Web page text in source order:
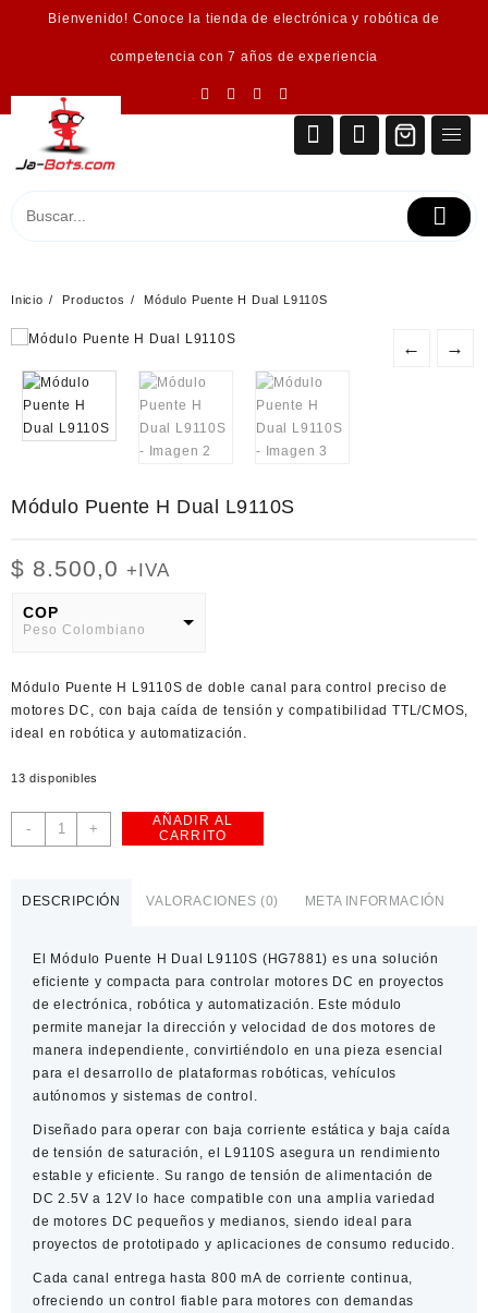
Bienvenido! Conoce la tienda de electrónica y robótica de
competencia con 7 años de experiencia
Inicio Productos Módulo Puente H Dual L9110S
← →
Módulo Puente H Dual L9110S
$ 8.500,0 +IVA
COP
Peso Colombiano
American Dollar
Módulo Puente H L9110S de doble canal para control preciso de
motores DC, con baja caída de tensión y compatibilidad TTL/CMOS,
ideal en robótica y automatización.
13 disponibles
-
Módulo
Puente
+
AÑADIR AL
CARRITO
DESCRIPCIÓN VALORACIONES (0) META INFORMACIÓN
El Módulo Puente H Dual L9110S (HG7881) es una solución
eficiente y compacta para controlar motores DC en proyectos
de electrónica, robótica y automatización. Este módulo
permite manejar la dirección y velocidad de dos motores de
manera independiente, convirtiéndolo en una pieza esencial
para el desarrollo de plataformas robóticas, vehículos
autónomos y sistemas de control.
Diseñado para operar con baja corriente estática y baja caída
de tensión de saturación, el L9110S asegura un rendimiento
estable y eficiente. Su rango de tensión de alimentación de
DC 2.5V a 12V lo hace compatible con una amplia variedad
de motores DC pequeños y medianos, siendo ideal para
proyectos de prototipado y aplicaciones de consumo reducido.
Cada canal entrega hasta 800 mA de corriente continua,
ofreciendo un control fiable para motores con demandas